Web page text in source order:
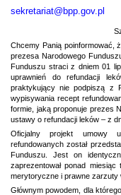
sekretariat@bpp.gov.pl
Chcemy Panią poinformować,
prezesa Narodowego
Funduszu straci z dniem 01
uprawnień do refundacji
praktykujący nie podpiszą z
wypisywania recept
formie, jaką proponuje prezes
ustawy o refundacji leków – z
Oficjalny projekt umowy
refundowanych został
Funduszu. Jest on
zaprezentował ponad
merytoryczne i prawne zarzuty
Głównym powodem, dla